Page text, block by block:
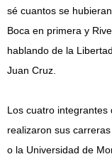
sé cuantos se
Boca en primera y
hablando de la
Juan Cruz.
Los cuatro
realizaron sus
o la Universidad de